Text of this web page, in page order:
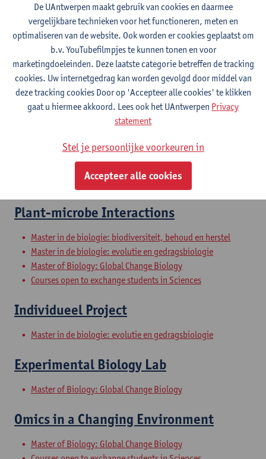
Bachelor in de biologie
Projectwerk
Bachelor in de biologie
Vorm en functie : planten
Bachelor in de biologie
Biodiversiteit en functie
Bachelor in de biochemie en biotechnologie
Plant-microbe Interactions
Master in de biologie: biodiversiteit, behoud en herstel
Master in de biologie: evolutie en gedragsbiologie
Master of Biology: Global Change Biology
Courses open to exchange students in Sciences
Individueel Project
Master in de biologie: evolutie en gedragsbiologie
Experimental Biology Lab
Master of Biology: Global Change Biology
Omics in a Changing Environment
Master of Biology: Global Change Biology
De UAntwerpen maakt gebruik van cookies en daarmee
vergelijkbare technieken voor het functioneren, meten en
optimaliseren van de website. Ook worden er cookies geplaatst om
b.v. YouTubefilmpjes te kunnen tonen en voor
marketingdoeleinden. Deze laatste categorie betreffen de tracking
cookies. Uw internetgedrag kan worden gevolgd door middel van
deze tracking cookies Door op 'Accepteer alle cookies' te klikken
gaat u hiermee akkoord. Lees ook het UAntwerpen Privacy
statement
Stel je persoonlijke voorkeuren in
Accepteer alle cookies